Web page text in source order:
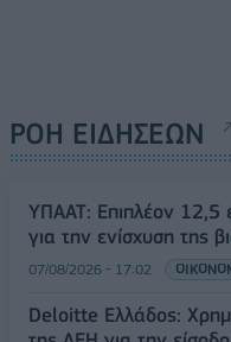
ΡΟΗ ΕΙΔΗΣΕΩΝ
ΥΠΑΑΤ: Επιπλέον 12,5
για την ενίσχυση της
07/08/2026 - 17:02
Deloitte Ελλάδος: